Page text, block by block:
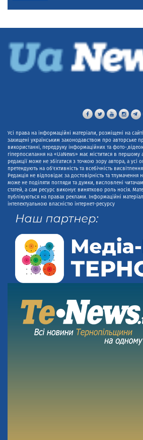
Усі права на інформаційні матеріали, розміщені на
захищені українським законодавством про авторське
використанні, передруку інформаційних та фото-
гіперпосилання на «UaNews» має міститися в першому
редакції може не збігатися з точкою зору автора, а усі
претендують на об'єктивність та всебічність
Редакція не відповідає за достовірність та тлумачення
може не поділяти погляди та думки, висловлені
статей, а сам ресурс виконує винятково роль носія.
публікуються на правах реклами. Інформаційні
інтелектуальною власністю інтернет-ресурсу